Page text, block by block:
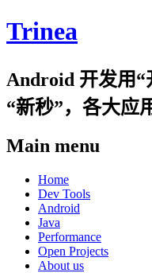
Trinea
Android 开发用“
“新秒”，各大应
Main menu
Skip
content
Home
Dev Tools
Android
Java
Performance
Open Projects
About us